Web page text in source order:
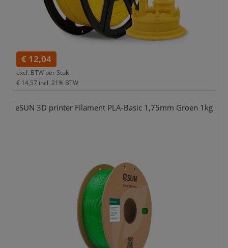
€ 12,04
excl. BTW per Stuk
€ 14,57 incl. 21% BTW
eSUN 3D printer Filament PLA-Basic 1,75mm Groen 1kg